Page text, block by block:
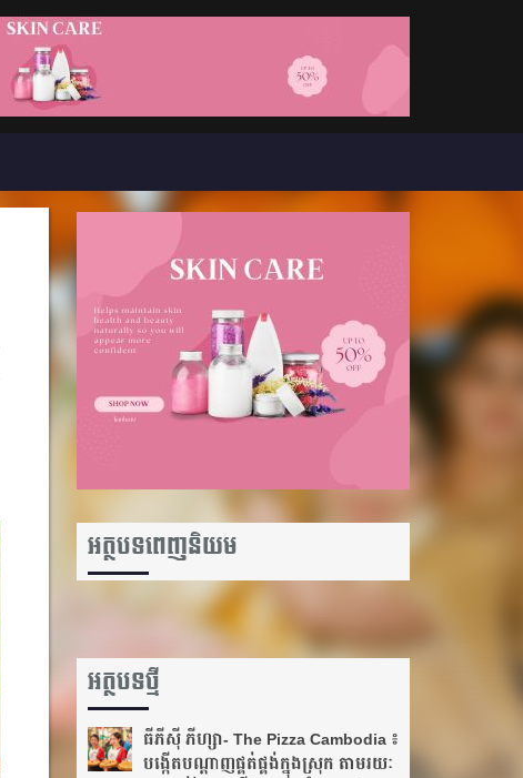
អត្ថបទពេញនិយម
អត្ថបទថ្មី
ធីភីស៊ី ភីហ្សា- The Pizza Cambodia ៖
បង្កើតបណ្តាញផ្គត់ផ្គង់ក្នុងស្រុក តាមរយៈ